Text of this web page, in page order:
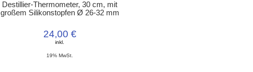
Destillier-Thermometer, 30 cm, mit
großem Silikonstopfen Ø 26-32 mm
24,00 €
inkl.
19% MwSt.